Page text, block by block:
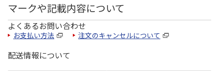
マークや記載内容について
よくあるお問い合わせ
お支払い方法 注文のキャンセルについて
配送情報について